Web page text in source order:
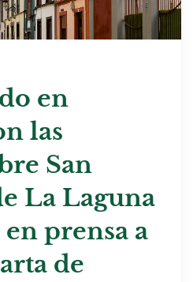
en
las
San
La Laguna
prensa a
de